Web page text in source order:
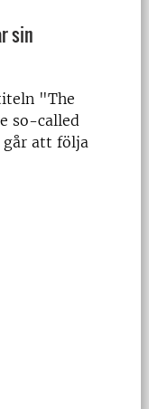
sin
"The
so-called
går att följa